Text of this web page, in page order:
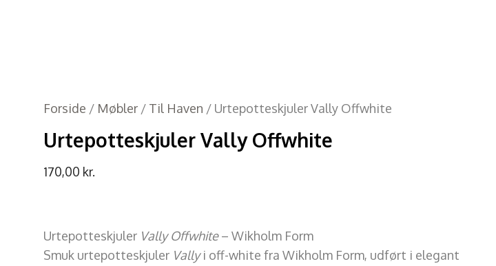
Forside / Møbler / Til Haven / Urtepotteskjuler Vally Offwhite
Urtepotteskjuler Vally Offwhite
170,00 kr.
Urtepotteskjuler Vally Offwhite– Wikholm Form
Smuk urtepotteskjuler Vallyi off-white fra Wikholm Form, udført i elegant